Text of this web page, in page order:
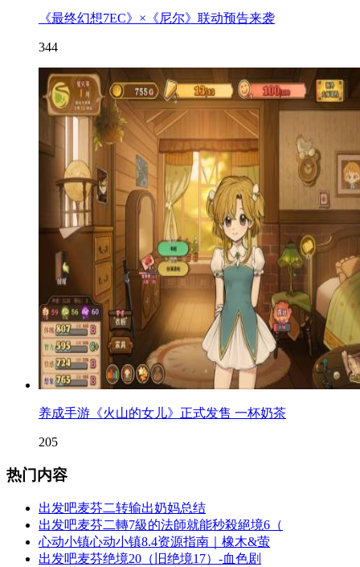
《最终幻想7EC》×《尼尔》联动预告来袭
344
养成手游《火山的女儿》正式发售 一杯奶茶
205
热门内容
出发吧麦芬二转输出奶妈总结
出发吧麦芬二轉7級的法師就能秒殺絕境6（
心动小镇心动小镇8.4资源指南｜橡木&萤
出发吧麦芬绝境20（旧绝境17）-血色剧